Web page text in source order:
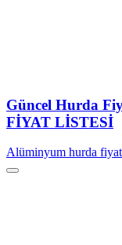
Güncel Hurda
FİYAT LİSTESİ
Alüminyum hurda